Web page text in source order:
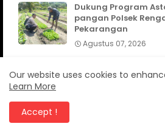
Dukung Program
pangan Polsek
Pekarangan
Agustus 07, 2026
CanangNews
Our website uses cookies to
Learn More
Accept !